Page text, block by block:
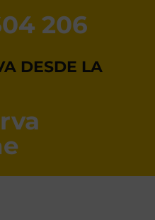
206
DESDE LA